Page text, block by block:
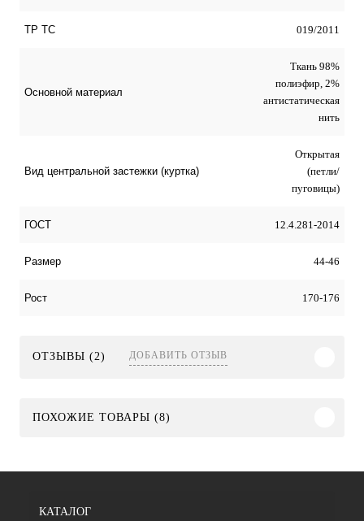
ТР ТС 019/2011
Основной материал
Ткань 98%
полиэфир, 2%
антистатическая
нить
Вид центральной застежки (куртка)
Открытая
(петли/
пуговицы)
ГОСТ 12.4.281-2014
Размер 44-46
Рост 170-176
ОТЗЫВЫ (2) ДОБАВИТЬ ОТЗЫВ
ПОХОЖИЕ ТОВАРЫ (8)
КАТАЛОГ